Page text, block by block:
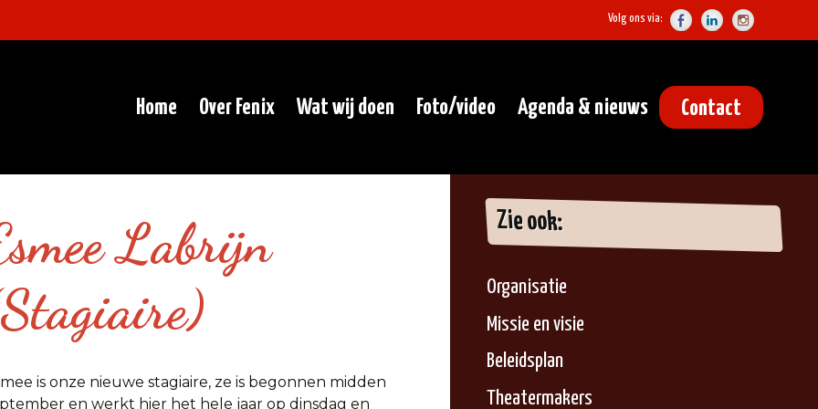
Volg ons via:
Home Over Fenix Wat wij doen Foto/video Agenda & nieuws Contact
Labrijn
is onze nieuwe stagiaire, ze is begonnen midden
en werkt hier het hele jaar op dinsdag en
Zie ook:
Organisatie
Missie en visie
Beleidsplan
Theatermakers